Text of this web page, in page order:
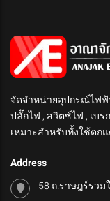
จัดจำหน่ายอุปกรณ์ไฟฟ้
ปลั๊กไฟ , สวิตซ์ไฟ , เบร
เหมาะสำหรับทั้งใช้ตก
Address
58 ถ.ราษฎร์รวม